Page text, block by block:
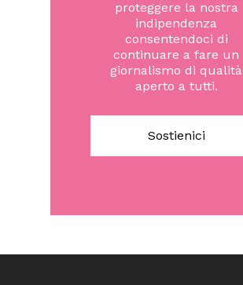
proteggere la nostra
indipendenza
consentendoci di
continuare a fare un
giornalismo di qualità
aperto a tutti.
Sostienici